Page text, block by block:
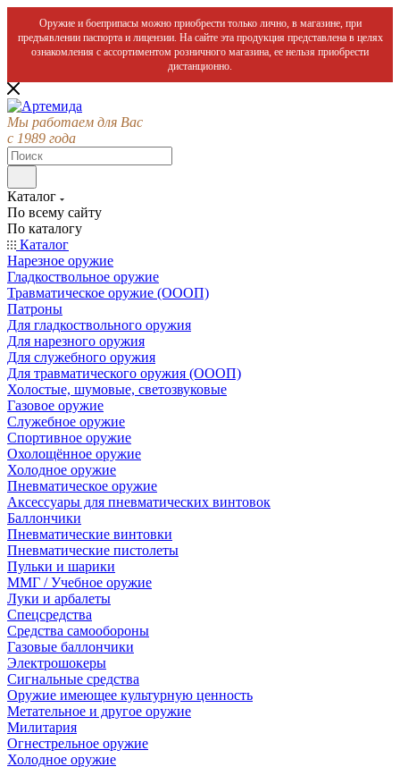
Оружие и боеприпасы можно приобрести только лично, в магазине, при
предъявлении паспорта и лицензии. На сайте эта продукция представлена в целях
ознакомления с ассортиментом розничного магазина, ее нельзя приобрести
дистанционно.
Мы работаем для Вас
с 1989 года
Каталог
По всему сайту
По каталогу
Каталог
Нарезное оружие
Гладкоствольное оружие
Травматическое оружие (ОООП)
Патроны
Для гладкоствольного оружия
Для нарезного оружия
Для служебного оружия
Для травматического оружия (ОООП)
Холостые, шумовые, светозвуковые
Газовое оружие
Служебное оружие
Спортивное оружие
Охолощённое оружие
Холодное оружие
Пневматическое оружие
Аксессуары для пневматических винтовок
Баллончики
Пневматические винтовки
Пневматические пистолеты
Пульки и шарики
ММГ / Учебное оружие
Луки и арбалеты
Спецсредства
Средства самообороны
Газовые баллончики
Электрошокеры
Сигнальные средства
Оружие имеющее культурную ценность
Метательное и другое оружие
Милитария
Огнестрельное оружие
Холодное оружие